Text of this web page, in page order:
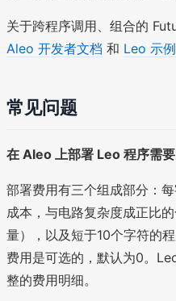
关于跨程序调用、组合的
Aleo 开发者文档 和 Leo 示例
常见问题
在 Aleo 上部署 Leo 程序需
部署费用有三个组成部分：
成本，与电路复杂度成正比
量），以及短于10个字符的
费用是可选的，默认为0。
整的费用明细。